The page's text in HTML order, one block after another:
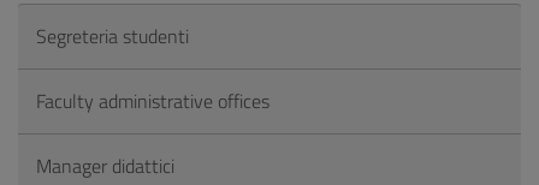
Segreteria studenti
Faculty administrative offices
Manager didattici